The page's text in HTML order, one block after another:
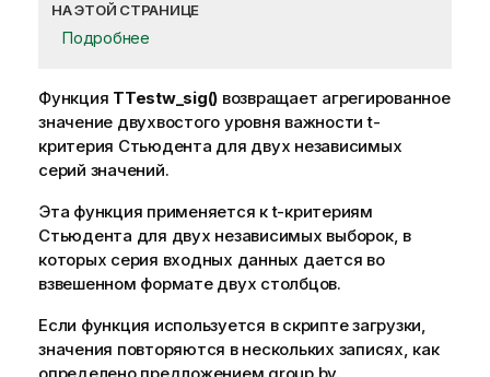
НА ЭТОЙ СТРАНИЦЕ
Подробнее
Функция TTestw_sig() возвращает агрегированное
значение двухвостого уровня важности t-
критерия Стьюдента для двух независимых
серий значений.
Эта функция применяется к t-критериям
Стьюдента для двух независимых выборок, в
которых серия входных данных дается во
взвешенном формате двух столбцов.
Если функция используется в скрипте загрузки,
значения повторяются в нескольких записях, как